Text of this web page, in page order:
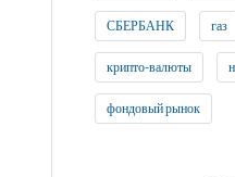
СБЕРБАНК газ
крипто-валюты
фондовый рынок